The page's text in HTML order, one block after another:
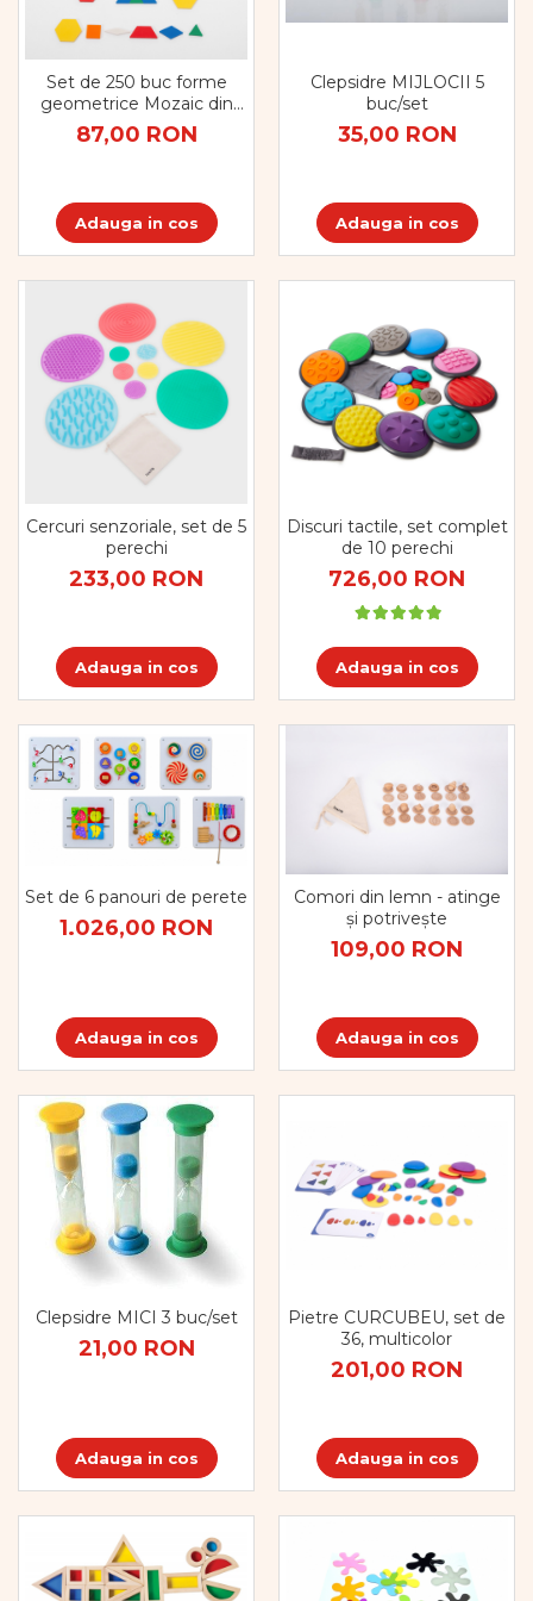
Biciclete si Triciclete
Accesorii
Biciclete VIKING
Diverse
Triciclete
Amenajări camere senzoriale
Echipamente camere senzoriale
Oferte pentru Camere Senzoriale
Creativitate si indemanare
Cuburi și cărămizi
Instrumente muzicale
Jucarii de constructii
Dezvoltare cognitiva
Jocuri matematice
Dezvoltare proprioceptiva
Dezvoltare vestibulara
Echilibru
Jucarii de echilibru
Mingi terapeutice
Module din burete
Motricitate fina
Recunoasterea formelor
Saltele
Diverse jucarii educative
Apa si nisip
Figurine
Mobilier gradinita
Montessori
Spații de joacă
Educatie inovativa
Anatomie
Dezvoltare timpurie
Experimente
Lumina
Lumini si culori
Magnetism
Pregătire pentru școală
Set de 250 buc forme
geometrice Mozaic din
plastic
87,00 RON
Adauga in cos
Clepsidre MIJLOCII 5
buc/set
35,00 RON
Adauga in cos
Cercuri senzoriale, set de 5
perechi
233,00 RON
Adauga in cos
Discuri tactile, set complet
de 10 perechi
726,00 RON
Adauga in cos
Set de 6 panouri de perete
1.026,00 RON
Adauga in cos
Comori din lemn - atinge
și potrivește
109,00 RON
Adauga in cos
Clepsidre MICI 3 buc/set
21,00 RON
Adauga in cos
Pietre CURCUBEU, set de
36, multicolor
201,00 RON
Adauga in cos